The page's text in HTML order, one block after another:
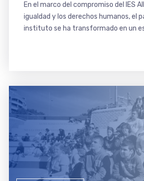
En el marco del compromiso del IES
igualdad y los derechos humanos, el
instituto se ha transformado en un